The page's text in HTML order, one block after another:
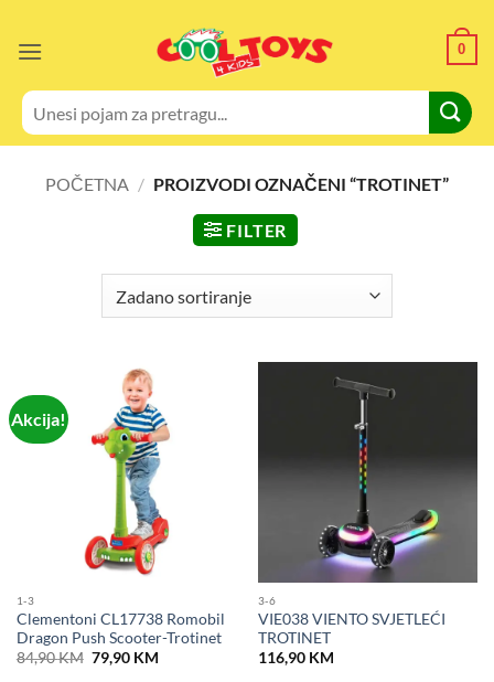
0
Pretraži:
POČETNA / PROIZVODI OZNAČENI “TROTINET”
FILTER
Akcija!
1-3
Clementoni CL17738 Romobil
Dragon Push Scooter-Trotinet
84,90KM Original
price
79,90 KMCurrent
3-6
VIE038 VIENTO SVJETLEĆI
TROTINET
116,90 KM